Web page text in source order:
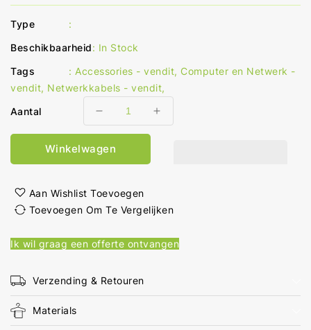
Type
:
Beschikbaarheid: In Stock
Tags
: Accessories - vendit, Computer en Netwerk -
vendit, Netwerkkabels - vendit,
Aantal
Aantal
verlagen
voor
CAT6
RJ45
Male
RJ45
S/FTP
m
Rond
Aantal
Male
RJ45
S/FTP
Rond
Winkelwagen
Aan Wishlist Toevoegen
Toevoegen Om Te Vergelijken
Ik wil graag een offerte ontvangen
Verzending & Retouren
Materials